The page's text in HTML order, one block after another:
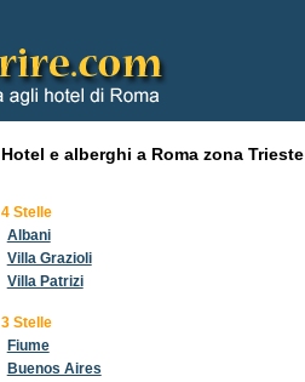
Hotel e alberghi a Roma zona Trieste
4 Stelle
Albani
Villa Grazioli
Villa Patrizi
3 Stelle
Fiume
Buenos Aires